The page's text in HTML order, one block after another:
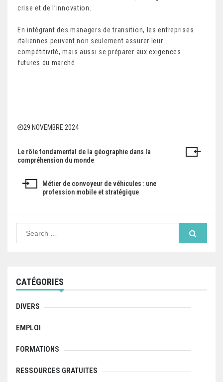
crise et de l’innovation.
En intégrant des managers de transition, les entreprises
italiennes peuvent non seulement assurer leur
compétitivité, mais aussi se préparer aux exigences
futures du marché.
29 NOVEMBRE 2024
N
a
i
o
e
l
Le rôle fondamental de la géographie dans la
compréhension du monde
Métier de convoyeur de véhicules : une
profession mobile et stratégique
a
f
o
:
CATÉGORIES
DIVERS
EMPLOI
FORMATIONS
RESSOURCES GRATUITES